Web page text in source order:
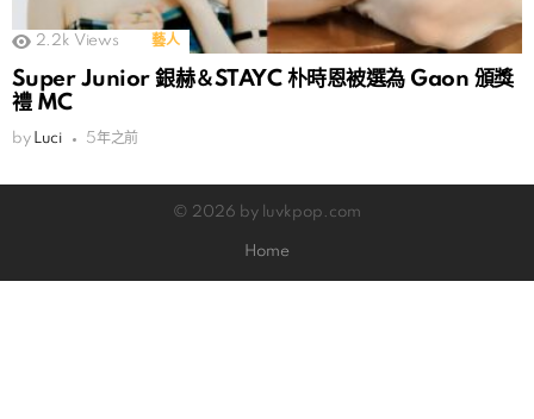
2.2k Views 藝人
Super Junior 銀赫＆STAYC 朴時恩被選為 Gaon 頒獎
禮 MC
by Luci 5年之前
© 2026 by luvkpop.com
Home